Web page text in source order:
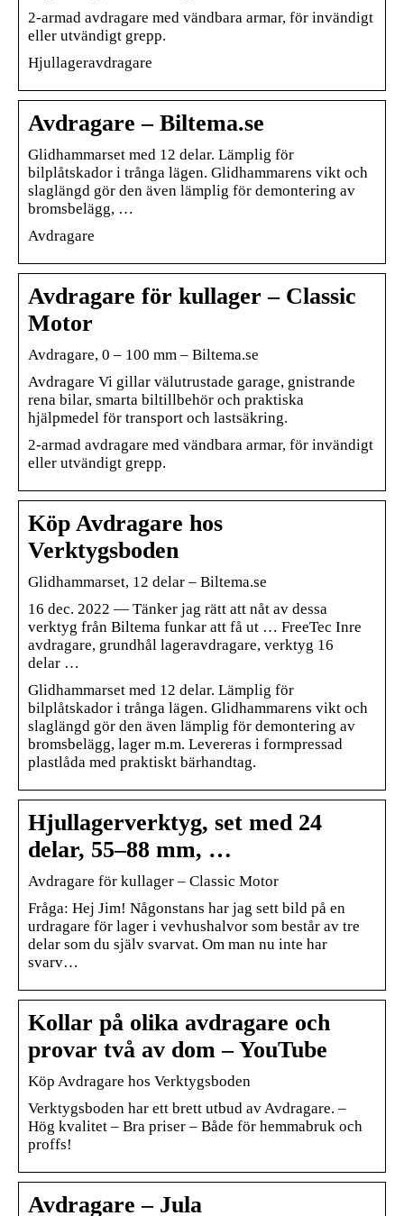
2-armad avdragare med vändbara armar, för invändigt
eller utvändigt grepp.
Hjullageravdragare
Avdragare – Biltema.se
Glidhammarset med 12 delar. Lämplig för
bilplåtskador i trånga lägen. Glidhammarens vikt och
slaglängd gör den även lämplig för demontering av
bromsbelägg, …
Avdragare
Avdragare för kullager – Classic
Motor
Avdragare, 0 – 100 mm – Biltema.se
Avdragare Vi gillar välutrustade garage, gnistrande
rena bilar, smarta biltillbehör och praktiska
hjälpmedel för transport och lastsäkring.
2-armad avdragare med vändbara armar, för invändigt
eller utvändigt grepp.
Köp Avdragare hos
Verktygsboden
Glidhammarset, 12 delar – Biltema.se
16 dec. 2022 — Tänker jag rätt att nåt av dessa
verktyg från Biltema funkar att få ut … FreeTec Inre
avdragare, grundhål lageravdragare, verktyg 16
delar …
Glidhammarset med 12 delar. Lämplig för
bilplåtskador i trånga lägen. Glidhammarens vikt och
slaglängd gör den även lämplig för demontering av
bromsbelägg, lager m.m. Levereras i formpressad
plastlåda med praktiskt bärhandtag.
Hjullagerverktyg, set med 24
delar, 55–88 mm, …
Avdragare för kullager – Classic Motor
Fråga: Hej Jim! Någonstans har jag sett bild på en
urdragare för lager i vevhushalvor som består av tre
delar som du själv svarvat. Om man nu inte har
svarv…
Kollar på olika avdragare och
provar två av dom – YouTube
Köp Avdragare hos Verktygsboden
Verktygsboden har ett brett utbud av Avdragare. –
Hög kvalitet – Bra priser – Både för hemmabruk och
proffs!
Avdragare – Jula